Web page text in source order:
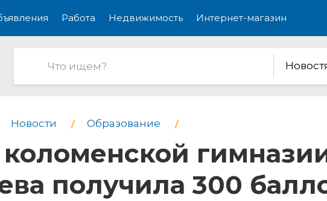
Работа Недвижимость Интернет-магазин
Новости Образование
получила 300